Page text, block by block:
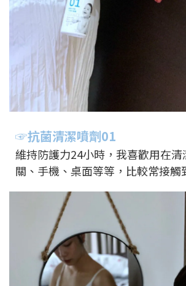
☞抗菌清潔噴劑01
維持防護力24小時，我喜歡用在
關、手機、桌面等等，比較常接觸